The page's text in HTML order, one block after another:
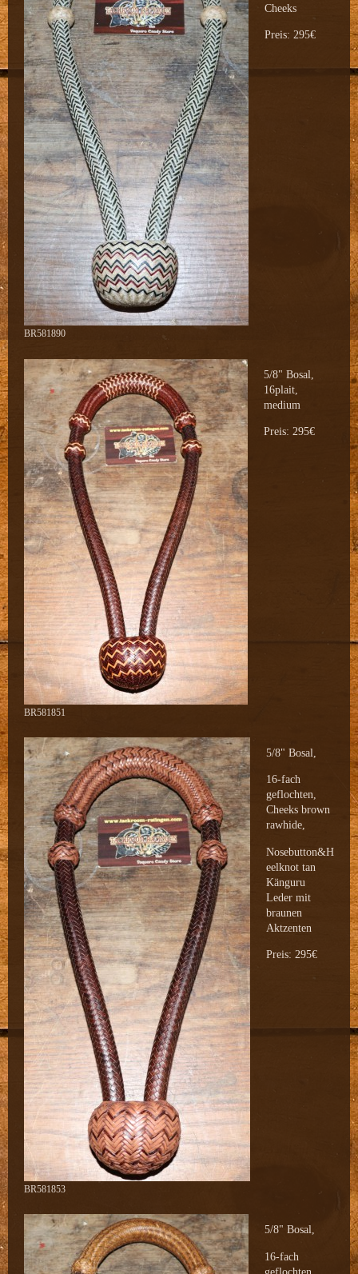
BR581890
Cheeks
Preis: 295€
BR581851
5/8" Bosal,
16plait,
medium
Preis: 295€
BR581853
5/8" Bosal,
16-fach
geflochten,
Cheeks brown
rawhide,
Nosebutton&H
eelknot tan
Känguru
Leder mit
braunen
Aktzenten
Preis: 295€
5/8" Bosal,
16-fach
geflochten,